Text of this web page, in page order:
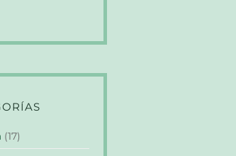
(17)